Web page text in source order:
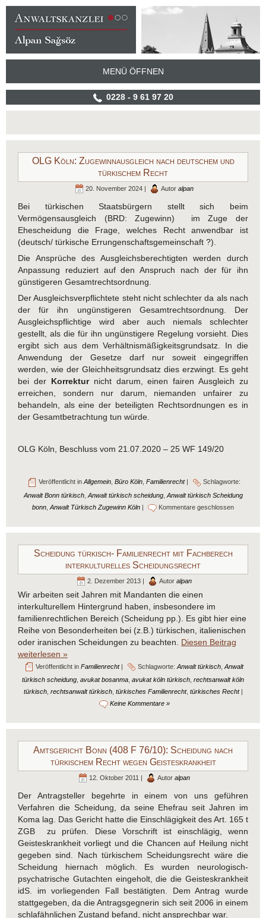
MENÜ ÖFFNEN
0228 - 9 61 97 20
OLG Köln: Zugewinnausgleich nach deutschem und
türkischem Recht
20. November 2024 | Autor alpan
Bei türkischen Staatsbürgern stellt sich beim
Vermögensausgleich (BRD: Zugewinn) im Zuge der
Ehescheidung die Frage, welches Recht anwendbar ist
(deutsch/ türkische Errungenschaftsgemeinschaft ?).
Die Ansprüche des Ausgleichsberechtigten werden durch
Anpassung reduziert auf den Anspruch nach der für ihn
günstigeren Gesamtrechtsordnung.
Der Ausgleichsverpflichtete steht nicht schlechter da als nach
der für ihn ungünstigeren Gesamtrechtsordnung. Der
Ausgleichspflichtige wird aber auch niemals schlechter
gestellt, als die für ihn ungünstigere Regelung vorsieht. Dies
ergibt sich aus dem Verhältnismäßigkeitsgrundsatz. In die
Anwendung der Gesetze darf nur soweit eingegriffen
werden, wie der Gleichheitsgrundsatz dies erzwingt. Es geht
bei der Korrekturnicht darum, einen fairen Ausgleich zu
erreichen, sondern nur darum, niemanden unfairer zu
behandeln, als eine der beteiligten Rechtsordnungen es in
der Gesamtbetrachtung tun würde.
OLG Köln, Beschluss vom 21.07.2020 – 25 WF 149/20
Veröffentlicht inAllgemein, Büro Köln, Familienrecht|
Schlagworte:
Anwalt Bonn türkisch, Anwalt türkisch scheidung, Anwalt türkisch Scheidung
bonn Anwalt Türkisch Zugewinn Köln | Kommentare geschlossen
Scheidung türkisch- Familienrecht mit Fachberech
interkulturelles Scheidungsrecht
2. Dezember 2013 | Autor alpan
Wir arbeiten seit Jahren mit Mandanten die einen
interkulturellem Hintergrund haben, insbesondere im
familienrechtlichen Bereich (Scheidung pp.). Es gibt hier eine
Reihe von Besonderheiten bei (z.B.) türkischen, italienischen
oder iranischen Scheidungen zu beachten. Diesen Beitrag
weiterlesen »
Veröffentlicht in Familienrecht| Schlagworte: Anwalt türkisch Anwalt
türkisch scheidung avukat bosanma avukat köln türkisch rechtsanwalt köln
türkisch, rechtsanwalt türkisch, türkisches Familienrecht, türkisches Recht|
Keine Kommentare »
Amtsgericht Bonn (408 F 76/10): Scheidung nach
türkischem Recht wegen Geisteskrankheit
12. Oktober 2011 | Autor alpan
Der Antragsteller begehrte in einem von uns geführen
Verfahren die Scheidung, da seine Ehefrau seit Jahren im
Koma lag. Das Gericht hatte die Einschlägigkeit des Art. 165 t
ZGB zu prüfen. Diese Vorschrift ist einschlägig, wenn
Geisteskrankheit vorliegt und die Chancen auf Heilung nicht
gegeben sind. Nach türkischem Scheidungsrecht wäre die
Scheidung hiernach möglich. Es wurden neurologisch-
psychatrische Gutachten eingeholt, die die Geisteskrankheit
idS. im vorliegenden Fall bestätigten. Dem Antrag wurde
stattgegeben, da die Antragsgegnerin sich seit 2006 in einem
schlafähnlichen Zustand befand, nicht ansprechbar war.